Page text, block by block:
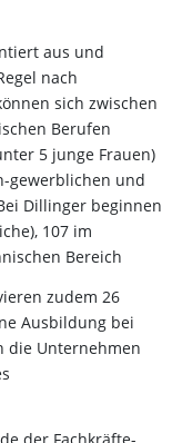
aus und
nach
sich zwischen
Berufen
5 junge Frauen)
gewerblichen und
Dillinger beginnen
107 im
Bereich
zudem 26
Ausbildung bei
die Unternehmen